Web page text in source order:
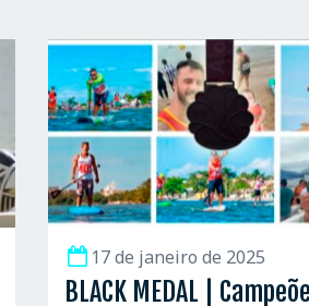
17 de janeiro de 2025
BLACK MEDAL |